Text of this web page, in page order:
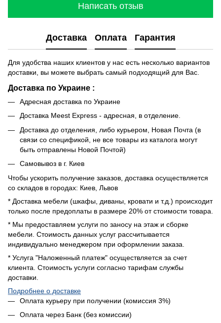
Написать отзыв
Доставка Оплата Гарантия
Для удобства наших клиентов у нас есть несколько вариантов
доставки, вы можете выбрать самый подходящий для Вас.
Доставка по Украине :
Адресная доставка по Украине
Доставка Meest Express - адресная, в отделение.
Доставка до отделения, либо курьером, Новая Почта (в
связи со спецификой, не все товары из каталога могут
быть отправлены Новой Почтой)
Самовывоз в г. Киев
Чтобы ускорить получение заказов, доставка осуществляется
со складов в городах: Киев, Львов
* Доставка мебели (шкафы, диваны, кровати и т.д.) происходит
только после предоплаты в размере 20% от стоимости товара.
* Мы предоставляем услуги по заносу на этаж и сборке
мебели. Стоимость данных услуг рассчитывается
индивидуально менеджером при оформлении заказа.
* Услуга "Наложенный платеж" осуществляется за счет
клиента. Стоимость услуги согласно тарифам службы
доставки.
Подробнее о доставке
Оплата курьеру при получении (комиссия 3%)
Оплата через Банк (без комиссии)